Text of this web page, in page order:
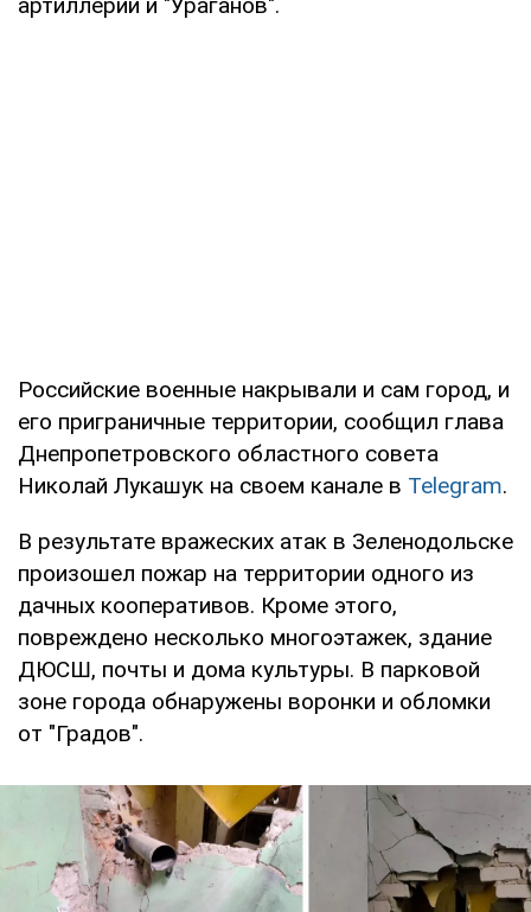
Российские военные накрывали и сам город, и
его приграничные территории, сообщил глава
Днепропетровского областного совета
Николай Лукашук на своем канале в Telegram.
В результате вражеских атак в Зеленодольске
произошел пожар на территории одного из
дачных кооперативов. Кроме этого,
повреждено несколько многоэтажек, здание
ДЮСШ, почты и дома культуры. В парковой
зоне города обнаружены воронки и обломки
от "Градов".